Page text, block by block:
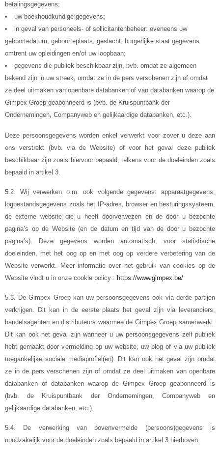
betalingsgegevens;
uw boekhoudkundige gegevens;
in geval van personeels- of sollicitantenbeheer: eveneens uw
geboortedatum, geboorteplaats, geslacht, burgerlijke staat gegevens
omtrent uw opleidingen en/of uw loopbaan;
gegevens die publiek beschikbaar zijn, bvb. omdat ze algemeen
bekend zijn in uw streek, omdat ze in de pers verschenen zijn of omdat
ze deel uitmaken van openbare databanken of van databanken waarop de
Gimpex Groep geabonneerd is (bvb. de Kruispuntbank der
Ondernemingen, Companyweb en gelijkaardige databanken, etc.).
Deze persoonsgegevens worden enkel verwerkt voor zover u deze aan
ons verstrekt (bvb. via de Website) of voor het geval deze publiek
beschikbaar zijn zoals hiervoor bepaald, telkens voor de doeleinden zoals
bepaald in artikel 3.
5.2. Wij verwerken o.m. ook volgende gegevens: apparaatgegevens,
logbestandsgegevens zoals het IP-adres, browser en besturingssysteem,
de externe website die u heeft doorverwezen en de door u bezochte
pagina’s op de Website (en de datum en tijd van de door u bezochte
pagina’s). Deze gegevens worden automatisch, voor statistische
doeleinden, met het oog op en met oog op verdere verbetering van de
Website verwerkt. Meer informatie over het gebruik van cookies op de
Website vindt u in onze cookie policy : https://www.gimpex.be/
5.3. De Gimpex Groep kan uw persoonsgegevens ook via derde partijen
verkrijgen. Dit kan in de eerste plaats het geval zijn via leveranciers,
handelsagenten en distributeurs waarmee de Gimpex Groep samenwerkt.
Dit kan ook het geval zijn wanneer u uw persoonsgegevens zelf publiek
hebt gemaakt door vermelding op uw website, uw blog of via uw publiek
toegankelijke sociale mediaprofiel(en). Dit kan ook het geval zijn omdat
ze in de pers verschenen zijn of omdat ze deel uitmaken van openbare
databanken of databanken waarop de Gimpex Groep geabonneerd is
(bvb. de Kruispuntbank der Ondernemingen, Companyweb en
gelijkaardige databanken, etc.).
5.4.
De verwerking van bovenvermelde (persoons)gegevens is
noodzakelijk voor de doeleinden zoals bepaald in artikel 3 hierboven.